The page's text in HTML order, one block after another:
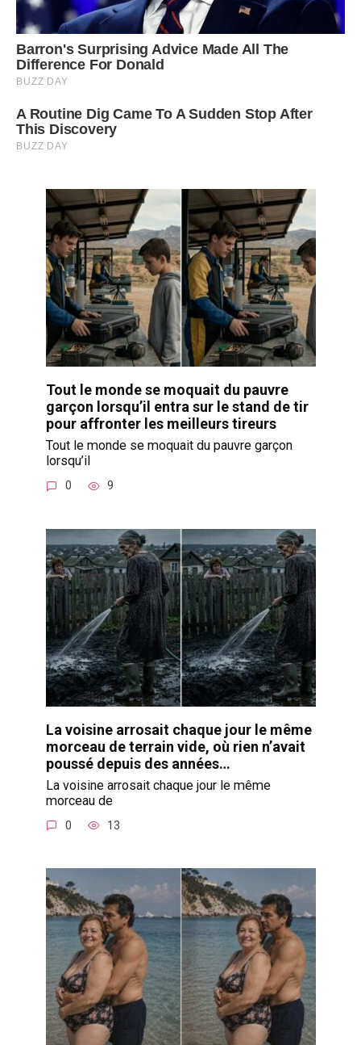
Tout le monde se moquait du pauvre
garçon lorsqu’il entra sur le stand de tir
pour affronter les meilleurs tireurs
Tout le monde se moquait du pauvre garçon
lorsqu’il
0 9
La voisine arrosait chaque jour le même
morceau de terrain vide, où rien n’avait
poussé depuis des années…
La voisine arrosait chaque jour le même
morceau de
0 13